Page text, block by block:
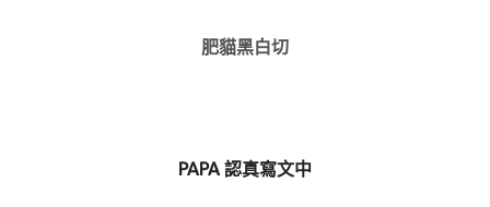
肥貓黑白切
PAPA 認真寫文中